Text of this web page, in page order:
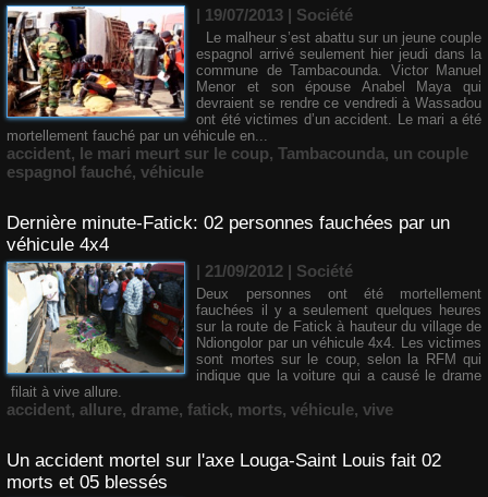
| 19/07/2013 | Société
Le malheur s’est abattu sur un jeune couple
espagnol arrivé seulement hier jeudi dans la
commune de Tambacounda. Victor Manuel
Menor et son épouse Anabel Maya qui
devraient se rendre ce vendredi à Wassadou
ont été victimes d’un accident. Le mari a été
mortellement fauché par un véhicule en...
accident, le mari meurt sur le coup, Tambacounda, un couple
espagnol fauché, véhicule
Dernière minute-Fatick: 02 personnes fauchées par un
véhicule 4x4
| 21/09/2012 | Société
Deux personnes ont été mortellement
fauchées il y a seulement quelques heures
sur la route de Fatick à hauteur du village de
Ndiongolor par un véhicule 4x4. Les victimes
sont mortes sur le coup, selon la RFM qui
indique que la voiture qui a causé le drame
filait à vive allure.
accident, allure, drame, fatick, morts, véhicule, vive
Un accident mortel sur l'axe Louga-Saint Louis fait 02
morts et 05 blessés